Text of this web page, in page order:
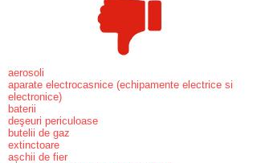
aerosoli
aparate electrocasnice (echipamente electrice si
electronice)
baterii
deşeuri periculoase
butelii de gaz
extinctoare
așchii de fier